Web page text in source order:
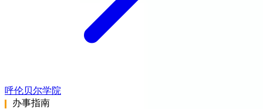
呼伦贝尔学院
办事指南